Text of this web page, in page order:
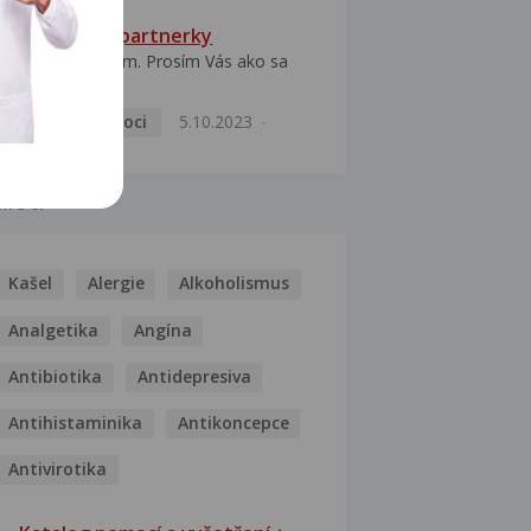
HPV typ 52 u partnerky
Dobrý deň prajem. Prosím Vás ako sa
Pohlavní nemoci
5.10.2023
Kašel Alergie Alkoholismus
Analgetika Angína
Antibiotika Antidepresiva
Antihistaminika Antikoncepce
Antivirotika